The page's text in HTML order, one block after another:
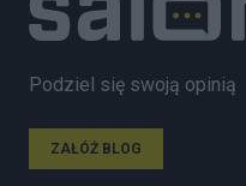
Podziel się swoją opinią
ZAŁÓŻ BLOG